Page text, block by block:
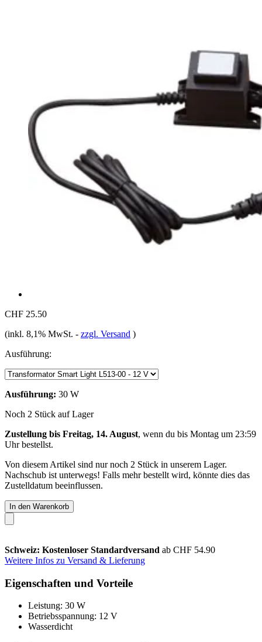
CHF 25.50
(inkl. 8,1% MwSt. - zzgl. Versand )
Ausführung:
Ausführung: 30 W
Noch 2 Stück auf Lager
Zustellung bis Freitag, 14. August, wenn du bis Montag um 23:59
Uhrbestellst.
Von diesem Artikel sind nur noch 2 Stück in unserem Lager.
Nachschub ist unterwegs! Falls mehr bestellt wird, könnte dies das
Zustelldatum beeinflussen.
In den Warenkorb
Schweiz: Kostenloser Standardversand ab CHF 54.90
Weitere Infos zu Versand & Lieferung
Eigenschaften und Vorteile
Leistung: 30 W
Betriebsspannung: 12 V
Wasserdicht